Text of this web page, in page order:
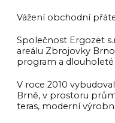
Vážení obchodní
Společnost Ergozet
areálu Zbrojovky
program a
V roce 2010
Brně, v prostoru
teras, moderní